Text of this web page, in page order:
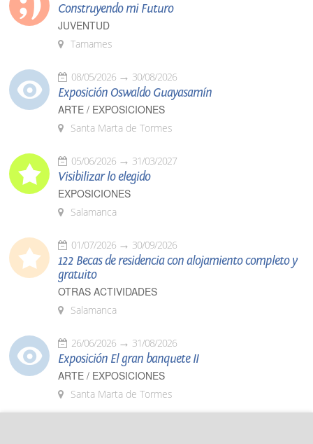
Construyendo mi Futuro
JUVENTUD
Tamames
08/05/2026 30/08/2026
Exposición Oswaldo Guayasamín
ARTE / EXPOSICIONES
Santa Marta de Tormes
05/06/2026 31/03/2027
Visibilizar lo elegido
EXPOSICIONES
Salamanca
01/07/2026 30/09/2026
122 Becas de residencia con alojamiento completo y
gratuito
OTRAS ACTIVIDADES
Salamanca
26/06/2026 31/08/2026
Exposición El gran banquete II
ARTE / EXPOSICIONES
Santa Marta de Tormes